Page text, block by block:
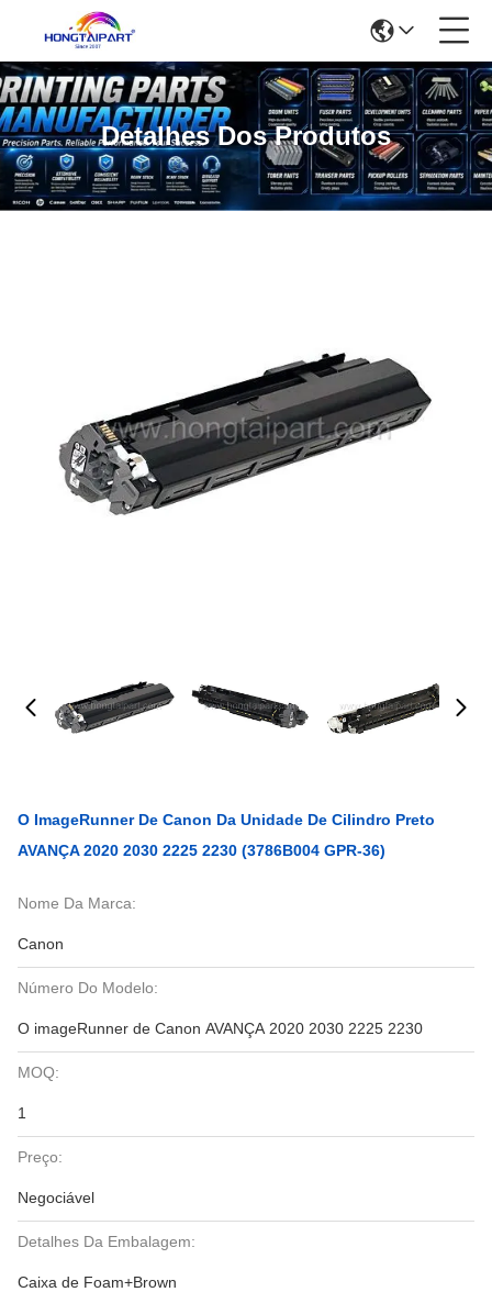
Detalhes Dos Produtos
O ImageRunner De Canon Da Unidade De Cilindro Preto
AVANÇA 2020 2030 2225 2230 (3786B004 GPR-36)
Nome Da Marca:
Canon
Número Do Modelo:
O imageRunner de Canon AVANÇA 2020 2030 2225 2230
MOQ:
1
Preço:
Negociável
Detalhes Da Embalagem:
Caixa de Foam+Brown